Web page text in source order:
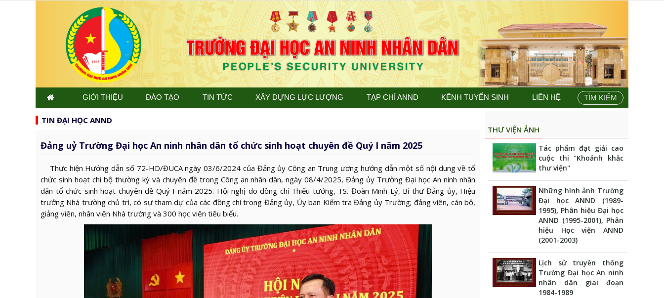
GIỚI THIỆU ĐÀO TẠO TIN TỨC XÂY DỰNG LỰC LƯỢNG TẠP CHÍ ANND KÊNH TUYỂN SINH LIÊN HỆ TÌM KIẾM
TIN ĐẠI HỌC ANND
Đảng uỷ Trường Đại học An ninh nhân dân tổ chức sinh hoạt chuyên đề Quý I năm 2025
Thực hiện Hướng dẫn số 72-HD/ĐUCA ngày 03/6/2024 của Đảng ủy Công an Trung ương hướng dẫn một số nội dung về tổ
chức sinh hoạt chi bộ thường kỳ và chuyên đề trong Công an nhân dân, ngày 08/4/2025, Đảng ủy Trường Đại học An ninh nhân
dân tổ chức sinh hoạt chuyên đề Quý I năm 2025. Hội nghị do đồng chí Thiếu tướng, TS. Đoàn Minh Lý, Bí thư Đảng ủy, Hiệu
trưởng Nhà trường chủ trì, có sự tham dự của các đồng chí trong Đảng ủy, Ủy ban Kiểm tra Đảng ủy Trường; đảng viên, cán bộ,
giảng viên, nhân viên Nhà trường và 300 học viên tiêu biểu.
THƯ VIỆN ẢNH
Tác phẩm đạt giải cao
cuộc thi "Khoảnh khắc
thư viện"
Những hình ảnh Trường
Đại học ANND (1989-
1995), Phân hiệu Đại học
ANND (1995-2001), Phân
hiệu Học viện ANND
(2001-2003)
Lịch sử truyền thống
Trường Đại học An ninh
nhân dân giai đoạn
1984-1989